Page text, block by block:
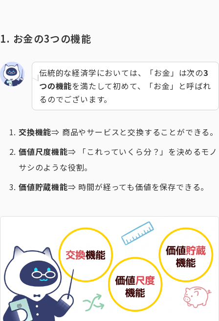
1. お金の3つの機能
伝統的な経済学においては、「お金」は次の3
つの機能を満たして初めて、「お金」と呼ばれ
るのでございます。
交換機能⇒ 商品やサービスと交換することができる。
価値尺度機能⇒ 「これっていくら分？」を決めるモノ
サシのような役割。
価値貯蔵機能⇒ 時間が経っても価値を保存できる。